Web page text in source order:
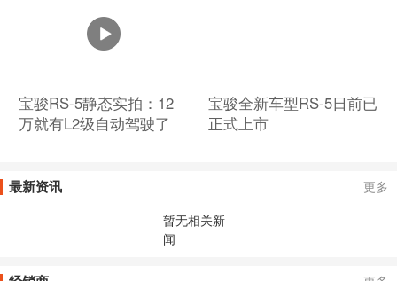
宝骏RS-5静态实拍：12
万就有L2级自动驾驶了
宝骏全新车型RS-5日前已
正式上市
最新资讯
更多
暂无相关新
闻